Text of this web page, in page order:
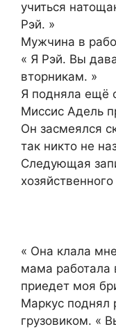
учиться
Рэй. »
Мужчина в
« Я Рэй. Вы
вторникам. »
Я подняла ещё
Миссис Адель
Он засмеялся
так никто не
Следующая
« Она клала
мама работала
приедет моя
Маркус поднял
грузовиком. «